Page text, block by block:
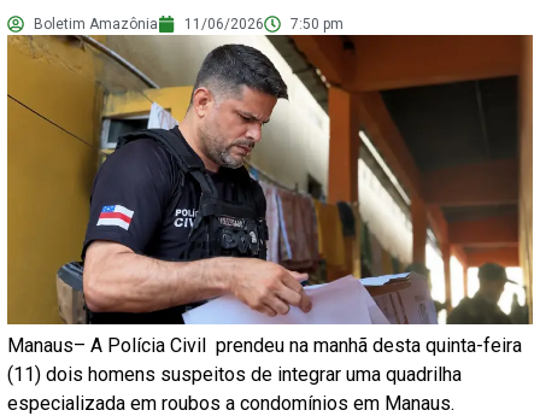
Boletim Amazônia 11/06/2026 7:50 pm
Manaus– A Polícia Civil prendeu na manhã desta quinta-feira
(11) dois homens suspeitos de integrar uma quadrilha
especializada em roubos a condomínios em Manaus.